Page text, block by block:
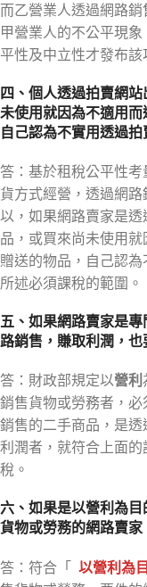
而乙營業人透過網路
甲營業人的不公平現
平性及中立性才發布該
四、個人透過拍賣網
未使用就因為不適用而
自己認為不實用透過
答：基於租稅公平性
貨方式經營，透過網
以，如果網路賣家是
品，或買來尚未使用
贈送的物品，自己認
所述必須課稅的範圍。
五、如果網路賣家是
路銷售，賺取利潤，也
答：財政部規定以營利
銷售貨物或勞務者，
銷售的二手商品，是
利潤者，就符合上面
稅。
六、如果是以營利為
貨物或勞務的網路賣
答：符合「 以營利為